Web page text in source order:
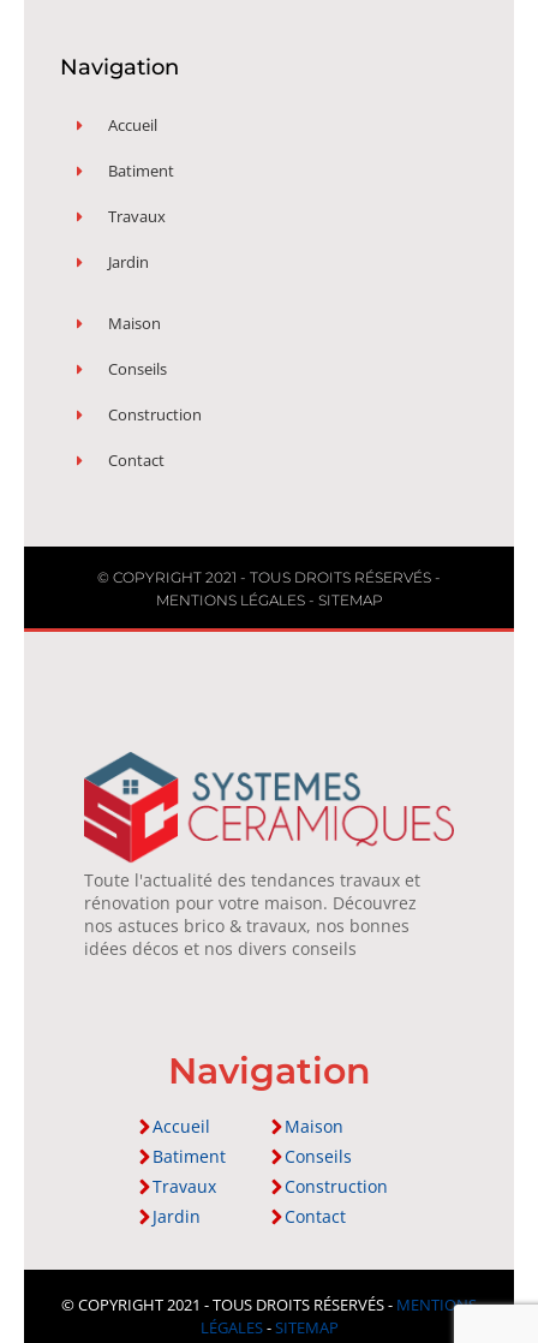
Navigation
Accueil
Batiment
Travaux
Jardin
Maison
Conseils
Construction
Contact
© COPYRIGHT 2021 - TOUS DROITS RÉSERVÉS -
MENTIONS LÉGALES- SITEMAP
Toute l'actualité des tendances travaux et
rénovation pour votre maison. Découvrez
nos astuces brico & travaux, nos bonnes
idées décos et nos divers conseils
Navigation
Accueil
Batiment
Travaux
Jardin
Maison
Conseils
Construction
Contact
© COPYRIGHT 2021 - TOUS DROITS RÉSERVÉS - MENTIONS
LÉGALES-SITEMAP